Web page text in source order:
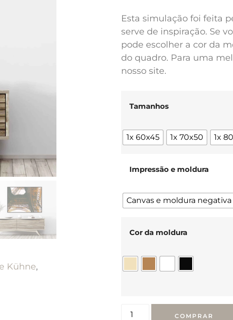
Kühne,
Esta simulação foi feita
serve de inspiração. Se
pode escolher a cor da
do quadro. Para uma
nosso site.
Tamanhos
1x 60x45 1x 70x50 1x
Impressão e moldura
Canvas e moldura negativa
Cor da moldura
COMPRAR